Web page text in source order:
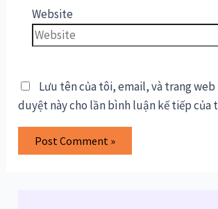
Website
Lưu tên của tôi, email, và trang
duyệt này cho lần bình luận kế tiếp của